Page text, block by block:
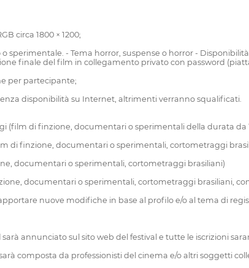
circa 1800 × 1200;
- Tema horror, suspense o horror - Disponibilità
finale del film in collegamento privato con password
per partecipante;
disponibilità su Internet, altrimenti verranno squalificati.
(film di finzione, documentari o sperimentali della durata da
di finzione, documentari o sperimentali, cortometraggi
documentari o sperimentali, cortometraggi brasiliani)
documentari o sperimentali, cortometraggi brasiliani,
nuove modifiche in base al profilo e/o al tema di
annunciato sul sito web del festival e tutte le iscrizioni
composta da professionisti del cinema e/o altri soggetti